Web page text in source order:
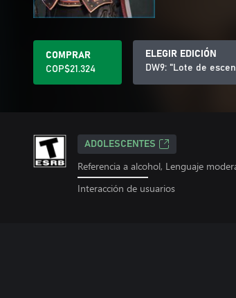
COMPRAR
COP$21.324
ELEGIR EDICIÓN
DW9: "Lote de
ADOLESCENTES
Referencia a alcohol, Lenguaje
Interacción de usuarios